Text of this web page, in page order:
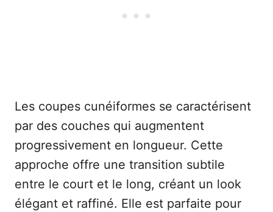
Les coupes cunéiformes se caractérisent
par des couches qui augmentent
progressivement en longueur. Cette
approche offre une transition subtile
entre le court et le long, créant un look
élégant et raffiné. Elle est parfaite pour